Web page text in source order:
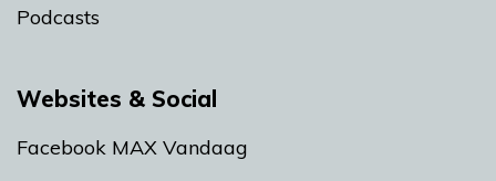
Podcasts
Websites & Social
Facebook MAX Vandaag